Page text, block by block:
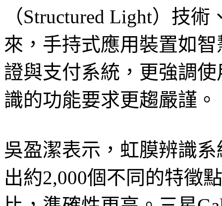
（Structured Light）技
來，手持式應用裝置如
證與支付系統，更強調
識的功能要求更趨嚴謹。
吳盈潔表示，虹膜辨識
出約2,000個不同的特徵